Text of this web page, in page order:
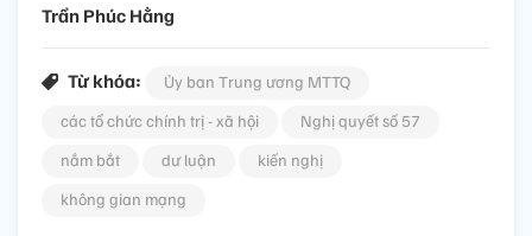
Trần Phúc Hằng
Từ khóa:
Ủy ban Trung ương MTTQ
các tổ chức chính trị - xã hội
Nghị quyết số 57
nắm bắt
dư luận
kiến nghị
không gian mạng